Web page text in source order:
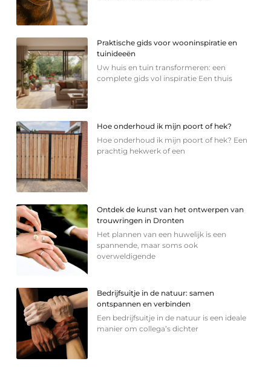
Praktische gids voor wooninspiratie en
tuinideeën
Uw huis en tuin transformeren: een
complete gids vol inspiratie Een thuis
Hoe onderhoud ik mijn poort of hek?
Hoe onderhoud ik mijn poort of hek? Een
prachtig hekwerk of een
Ontdek de kunst van het ontwerpen van
trouwringen in Dronten
Het plannen van een huwelijk is een
spannende, maar soms ook
overweldigende
Bedrijfsuitje in de natuur: samen
ontspannen en verbinden
Een bedrijfsuitje in de natuur is een ideale
manier om collega’s dichter